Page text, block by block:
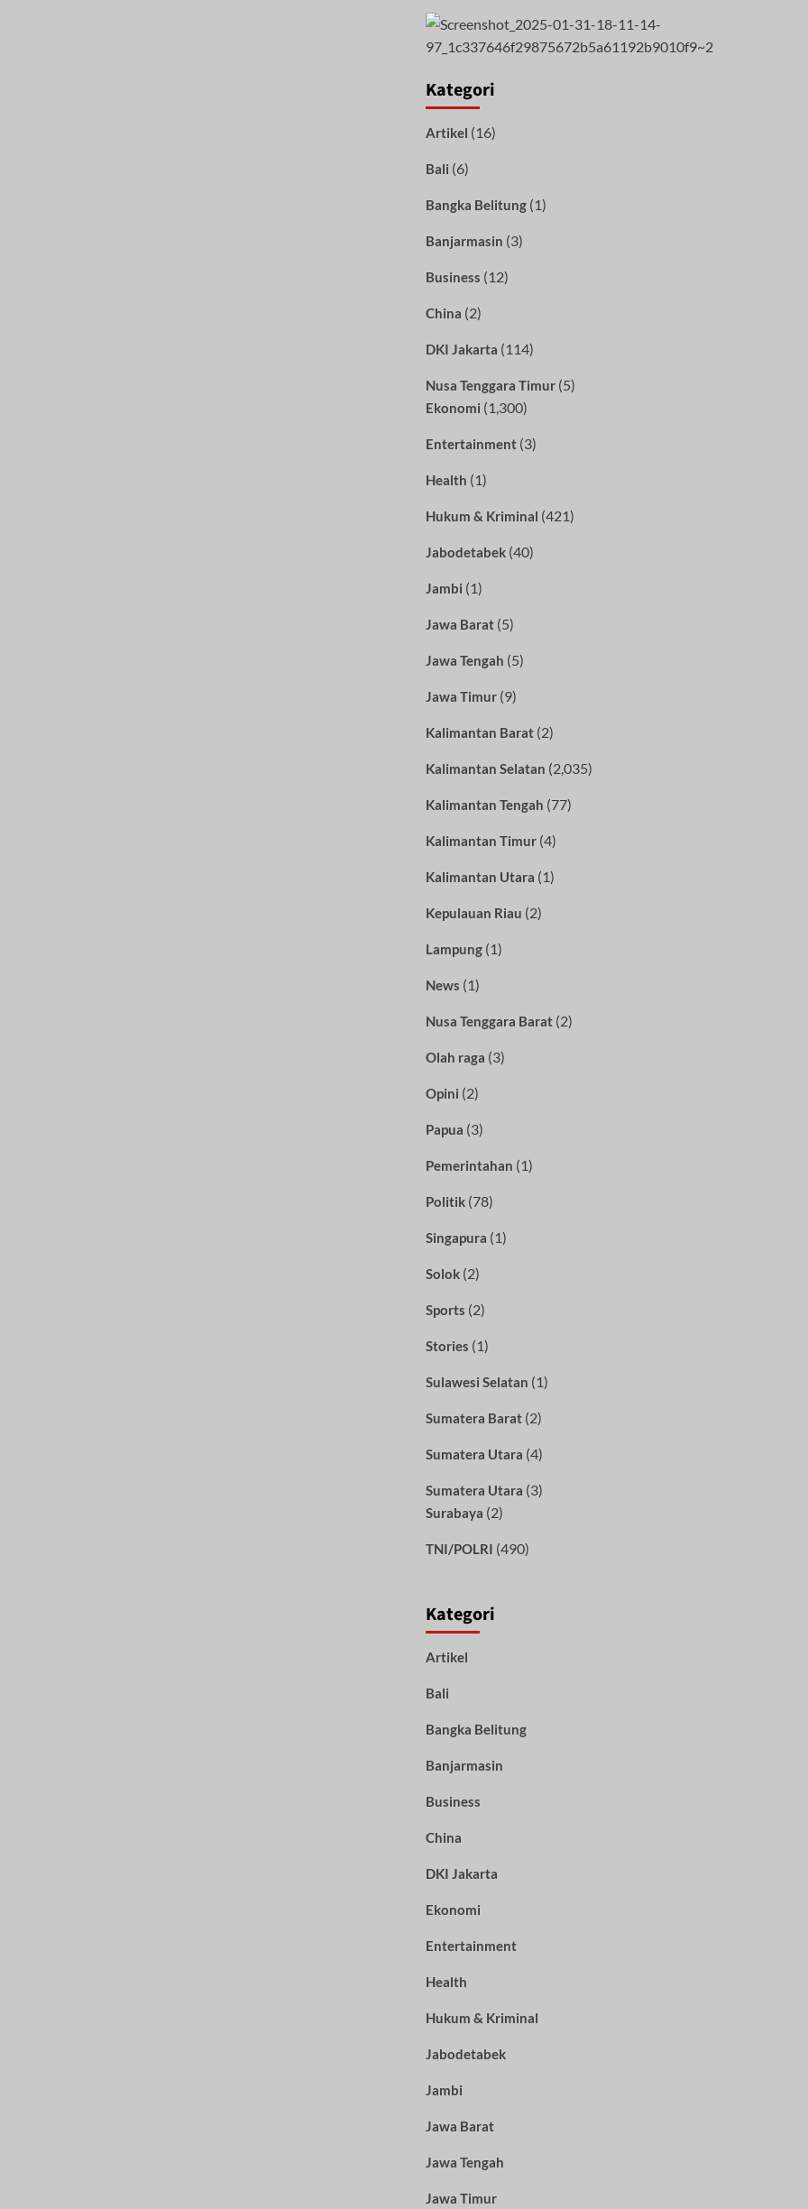
Kategori
Artikel (16)
Bali (6)
Bangka Belitung(1)
Banjarmasin (3)
Business (12)
China (2)
DKI Jakarta (114)
Nusa Tenggara Timur(5)
Ekonomi (1,300)
Entertainment(3)
Health (1)
Hukum & Kriminal (421)
Jabodetabek(40)
Jambi (1)
Jawa Barat(5)
Jawa Tengah (5)
Jawa Timur(9)
Kalimantan Barat(2)
Kalimantan Selatan (2,035)
Kalimantan Tengah (77)
Kalimantan Timur(4)
Kalimantan Utara (1)
Kepulauan Riau (2)
Lampung(1)
News (1)
Nusa Tenggara Barat(2)
Olah raga (3)
Opini (2)
Papua (3)
Pemerintahan (1)
Politik(78)
Singapura (1)
Solok(2)
Sports (2)
Stories (1)
Sulawesi Selatan (1)
Sumatera Barat(2)
Sumatera Utara (4)
Sumatera Utara (3)
Surabaya (2)
TNI/POLRI (490)
Kategori
Artikel
Bali
Bangka Belitung
Banjarmasin
Business
China
DKI Jakarta
Ekonomi
Entertainment
Health
Hukum & Kriminal
Jabodetabek
Jambi
Jawa Barat
Jawa Tengah
Jawa Timur